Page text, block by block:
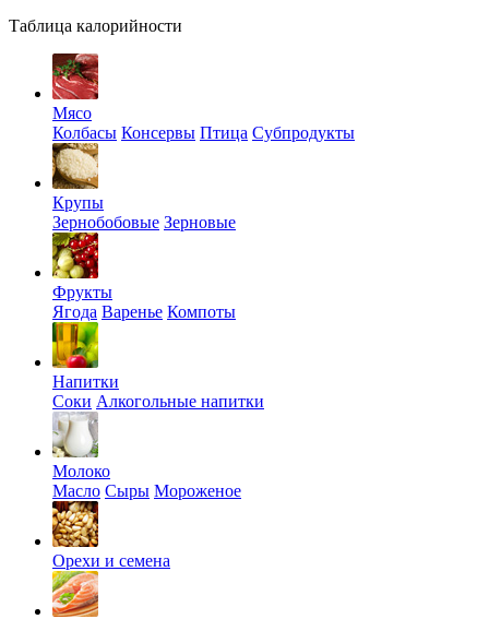
Таблица калорийности
Мясо
Колбасы Консервы Птица Субпродукты
Крупы
Зернобобовые Зерновые
Фрукты
Ягода Варенье Компоты
Напитки
Соки Алкогольные напитки
Молоко
Масло Сыры Мороженое
Орехи и семена